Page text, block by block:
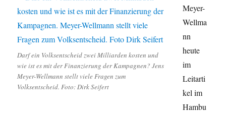
Darf ein Volksentscheid zwei Milliarden kosten und
wie ist es mit der Finanzierung der Kampagnen? Jens
Meyer-Wellmann stellt viele Fragen zum
Volksentscheid. Foto: Dirk Seifert
Meyer-
Wellma
nn
heute
im
Leitarti
kel im
Hambu